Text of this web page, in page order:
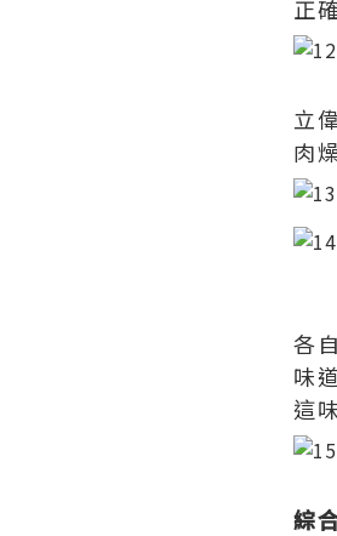
正
立
肉
各
味
這
綜